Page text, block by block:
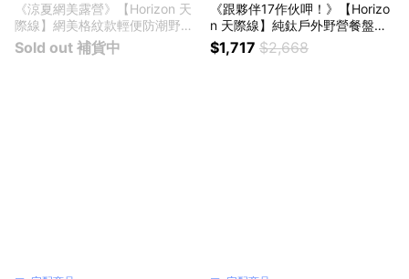
《涼夏網美露營》【Horizon 天
際線】網美格紋款輕便防潮野餐
墊 + 戶外露營照明吊立折疊風扇
｜生日禮物 | 登山露營 | 健行野
Sold out 補貨中
《跟夥伴17作伙呷！》【Horizo
n 天際線】純鈦戶外野營餐盤雙
盤組 + 純鈦戶外野營刀叉匙三件
組｜生日禮物 | 登山露營 | 健行
$1,717 $2,668